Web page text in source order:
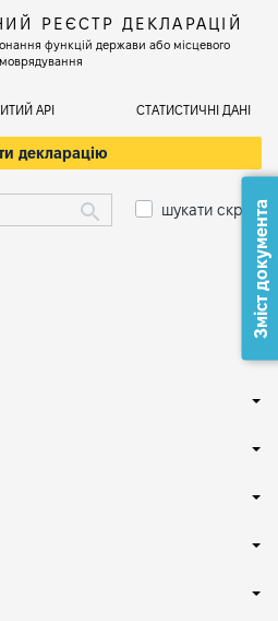
РЕЄСТР ДЕКЛАРАЦІЙ
функцій держави або місцевого
АРІ СТАТИСТИЧНІ ДАНІ
декларацію
шукати скрізьЗміст документа